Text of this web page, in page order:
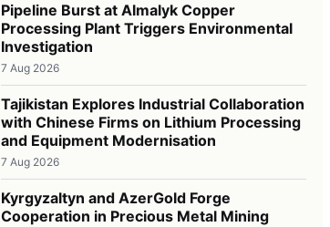
Pipeline Burst at Almalyk Copper
Processing Plant Triggers Environmental
Investigation
7 Aug 2026
Tajikistan Explores Industrial Collaboration
with Chinese Firms on Lithium Processing
and Equipment Modernisation
7 Aug 2026
Kyrgyzaltyn and AzerGold Forge
Cooperation in Precious Metal Mining